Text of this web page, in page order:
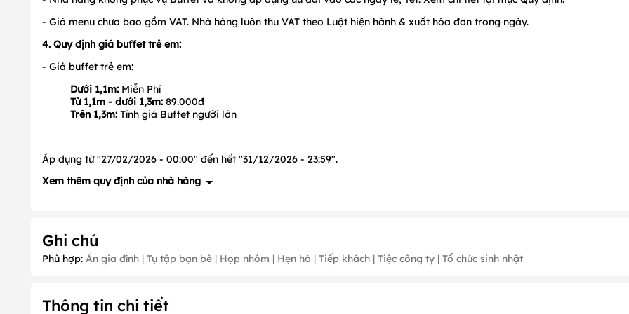
- Giá menu chưa bao gồm VAT. Nhà hàng luôn thu VAT theo Luật hiện hành & xuất hóa đơn trong ngày.
4. Quy định giá buffet trẻ em:
- Giá buffet trẻ em:
Dưới 1,1m: Miễn Phí
Từ 1,1m - dưới 1,3m: 89.000đ
Trên 1,3m: Tính giá Buffet người lớn
Áp dụng từ "27/02/2026 - 00:00" đến hết "31/12/2026 - 23:59".
Xem thêm quy định của nhà hàng
- Đoàn từ10 người lớn
2. Quy định về ưu đãi: Có, cụ thể như sau:
Tháng 9 (ngày 1, 2), Tháng 10 (
Ghi chú
Phù hợp: Ăn gia đình | Tụ tập bạn bè | Họp nhóm | Hẹn hò | Tiếp khách | Tiệc công ty | Tổ chức sinh nhật
Thông tin chi tiết